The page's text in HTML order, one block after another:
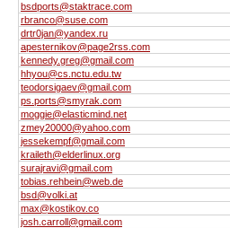
bsdports@staktrace.com
rbranco@suse.com
drtr0jan@yandex.ru
apesternikov@page2rss.com
kennedy.greg@gmail.com
hhyou@cs.nctu.edu.tw
teodorsigaev@gmail.com
ps.ports@smyrak.com
moggie@elasticmind.net
zmey20000@yahoo.com
jessekempf@gmail.com
kraileth@elderlinux.org
surajravi@gmail.com
tobias.rehbein@web.de
bsd@volki.at
max@kostikov.co
josh.carroll@gmail.com